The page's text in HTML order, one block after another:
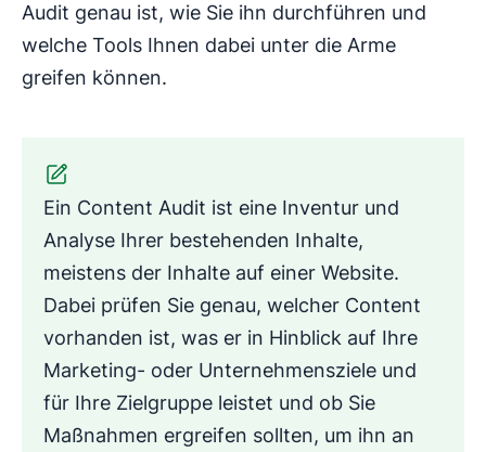
Audit genau ist, wie Sie ihn durchführen und
welche Tools Ihnen dabei unter die Arme
greifen können.
Ein Content Audit ist eine Inventur und
Analyse Ihrer bestehenden Inhalte,
meistens der Inhalte auf einer Website.
Dabei prüfen Sie genau, welcher Content
vorhanden ist, was er in Hinblick auf Ihre
Marketing- oder Unternehmensziele und
für Ihre Zielgruppe leistet und ob Sie
Maßnahmen ergreifen sollten, um ihn an